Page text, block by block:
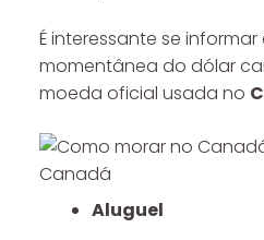
É interessante se
momentânea do dólar
moeda oficial usada no
Aluguel